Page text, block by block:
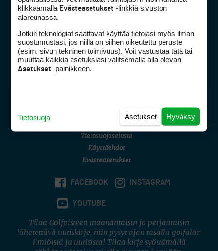
Golfpisteen yhteystiedot
DSA avoimuusraportti
Asiakaspalvelu
(digi) digi@otavamedia.fi
Tietosuojaseloste
Käyttöehdot
Evästeasetukset
FACEBOOK INSTAGRAM
YOUTUBE
Tilaa Golfpisteen maanantaisin ja perjantaisin
lähetettävä uutiskirje, niin pysyt ajan tasalla golfalan
ilmiöistä ja uutisista! Tilaa kirje syöttämällä
klikkaamalla Evästeasetukset -linkkiä sivuston
alareunassa.
Jotkin teknologiat saattavat käyttää tietojasi myös ilman
suostumustasi, jos niillä on siihen oikeutettu peruste
(esim. sivun tekninen toimivuus). Voit vastustaa tätä tai
muuttaa kaikkia asetuksiasi valitsemalla alla olevan
Asetukset -painikkeen.
Hyväksy
Asetukset
Tietosuoja